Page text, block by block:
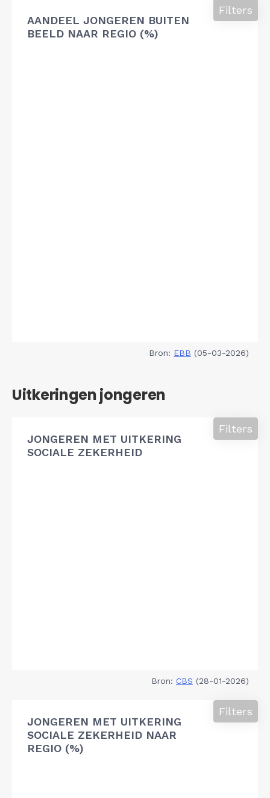
AANDEEL JONGEREN BUITEN
BEELD NAAR REGIO (%)
Filters
Bron: EBB (05-03-2026)
Uitkeringen jongeren
JONGEREN MET UITKERING
SOCIALE ZEKERHEID
Filters
Bron: CBS (28-01-2026)
JONGEREN MET UITKERING
SOCIALE ZEKERHEID NAAR
REGIO (%)
Filters